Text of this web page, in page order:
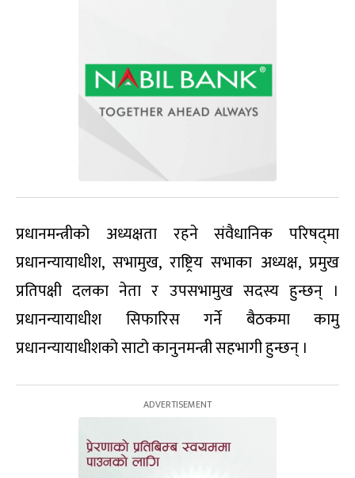
प्रधानमन्त्रीको अध्यक्षता रहने संवैधानिक परिषद्‌मा
प्रधानन्यायाधीश, सभामुख, राष्ट्रिय सभाका अध्यक्ष, प्रमुख
प्रतिपक्षी दलका नेता र उपसभामुख सदस्य हुन्छन् ।
प्रधानन्यायाधीश सिफारिस गर्ने बैठकमा कामु
प्रधानन्यायाधीशको साटो कानुनमन्त्री सहभागी हुन्छन् ।